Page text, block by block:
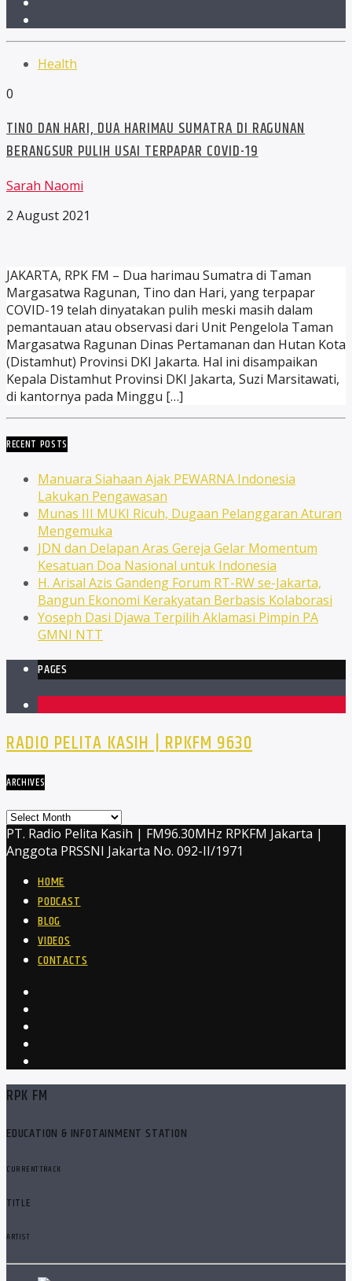
Health
0
TINO DAN HARI, DUA HARIMAU SUMATRA DI RAGUNAN
BERANGSUR PULIH USAI TERPAPAR COVID-19
Sarah Naomi
2 August 2021
JAKARTA, RPK FM – Dua harimau Sumatra di Taman
Margasatwa Ragunan, Tino dan Hari, yang terpapar
COVID-19 telah dinyatakan pulih meski masih dalam
pemantauan atau observasi dari Unit Pengelola Taman
Margasatwa Ragunan Dinas Pertamanan dan Hutan Kota
(Distamhut) Provinsi DKI Jakarta. Hal ini disampaikan
Kepala Distamhut Provinsi DKI Jakarta, Suzi Marsitawati,
di kantornya pada Minggu […]
RECENT POSTS
Manuara Siahaan Ajak PEWARNA Indonesia
Lakukan Pengawasan
Munas III MUKI Ricuh, Dugaan Pelanggaran Aturan
Mengemuka
JDN dan Delapan Aras Gereja Gelar Momentum
Kesatuan Doa Nasional untuk Indonesia
H. Arisal Azis Gandeng Forum RT-RW se-Jakarta,
Bangun Ekonomi Kerakyatan Berbasis Kolaborasi
Yoseph Dasi Djawa Terpilih Aklamasi Pimpin PA
GMNI NTT
PAGES
RADIO PELITA KASIH | RPKFM 9630
ARCHIVES
Archives
PT. Radio Pelita Kasih | FM96.30MHz RPKFM Jakarta |
Anggota PRSSNI Jakarta No. 092-II/1971
HOME
PODCAST
BLOG
VIDEOS
CONTACTS
RPK FM
EDUCATION & INFOTAINMENT STATION
CURRENT TRACK
TITLE
ARTIST